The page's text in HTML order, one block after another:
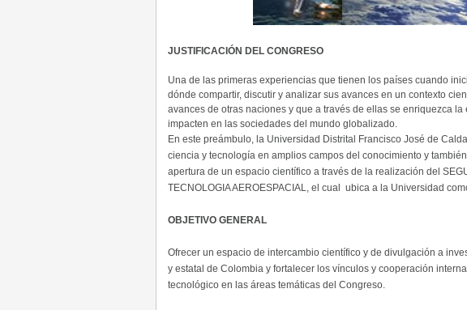
JUSTIFICACIÓN DEL CONGRESO
Una de las primeras experiencias que tienen los países cuando
dónde compartir, discutir y analizar sus avances en un contexto
avances de otras naciones y que a través de ellas se enriquezca
impacten en las sociedades del mundo globalizado.
En este preámbulo, la Universidad Distrital Francisco José de
ciencia y tecnología en amplios campos del conocimiento y
apertura de un espacio científico a través de la realización del
TECNOLOGIA AEROESPACIAL, el cual ubica a la Universidad
OBJETIVO GENERAL
Ofrecer un espacio de intercambio científico y de divulgación a
y estatal de Colombia y fortalecer los vínculos y cooperación
tecnológico en las áreas temáticas del Congreso.